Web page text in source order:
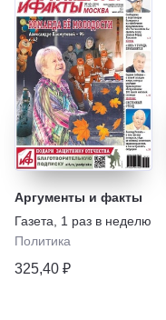
Аргументы и факты
Газета
1 раз в неделю
Политика
325,40 ₽